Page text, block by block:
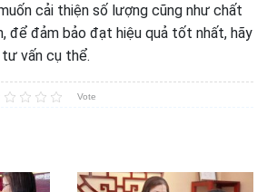
cải thiện số lượng cũng như chất
để đảm bảo đạt hiệu quả tốt nhất, hãy
vấn cụ thể.
Vote